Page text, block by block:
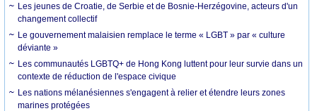
Les jeunes de Croatie, de Serbie et de Bosnie-Herzégovine, acteurs d'un
changement collectif
Le gouvernement malaisien remplace le terme « LGBT » par « culture
déviante »
Les communautés LGBTQ+ de Hong Kong luttent pour leur survie dans un
contexte de réduction de l'espace civique
Les nations mélanésiennes s'engagent à relier et étendre leurs zones
marines protégées